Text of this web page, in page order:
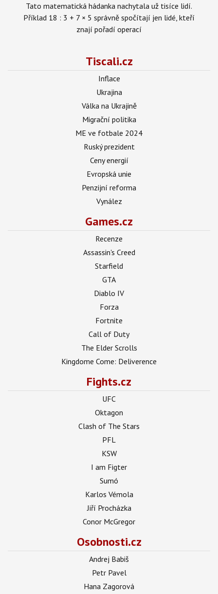
Tato matematická hádanka nachytala už tisíce lidí.
Příklad 18 : 3 + 7 × 5 správně spočítají jen lidé, kteří
znají pořadí operací
Tiscali.cz
Inflace
Ukrajina
Válka na Ukrajině
Migrační politika
ME ve fotbale 2024
Ruský prezident
Ceny energií
Evropská unie
Penzijní reforma
Vynález
Games.cz
Recenze
Assassin's Creed
Starfield
GTA
Diablo IV
Forza
Fortnite
Call of Duty
The Elder Scrolls
Kingdome Come: Deliverence
Fights.cz
UFC
Oktagon
Clash of The Stars
PFL
KSW
I am Figter
Sumó
Karlos Vémola
Jiří Procházka
Conor McGregor
Osobnosti.cz
Andrej Babiš
Petr Pavel
Hana Zagorová